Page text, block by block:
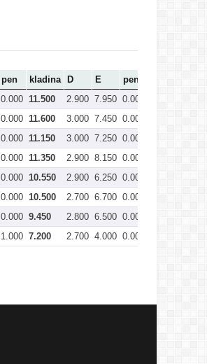
pen kladina D E pen
0.000 11.500 2.900 7.950 0.000
0.000 11.600 3.000 7.450 0.000
0.000 11.150 3.000 7.250 0.000
0.000 11.350 2.900 8.150 0.000
0.000 10.550 2.900 6.250 0.000
0.000 10.500 2.700 6.700 0.000
0.000 9.450 2.800 6.500 0.000
1.000 7.200 2.700 4.000 0.000